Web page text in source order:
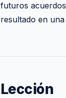
futuros
resultado en
Lección